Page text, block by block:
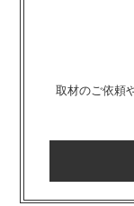
取材のご依頼